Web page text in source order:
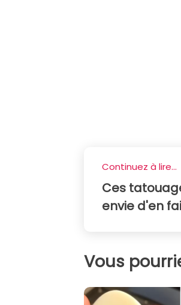
Continuez à lire...
Ces
envie d'en
Vous